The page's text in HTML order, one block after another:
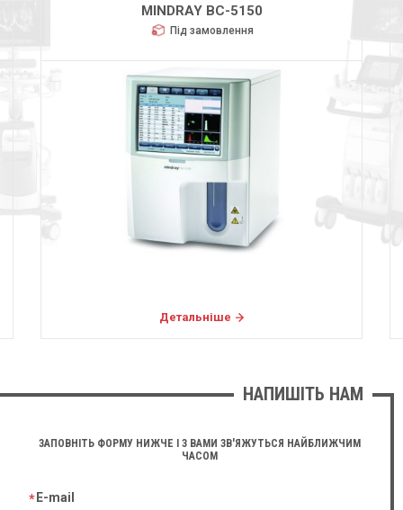
MINDRAY BC-5150
Під замовлення
Детальніше
НАПИШІТЬ НАМ
ЗАПОВНІТЬ ФОРМУ НИЖЧЕ І З ВАМИ ЗВ'ЯЖУТЬСЯ НАЙБЛИЖЧИМ
ЧАСОМ
E-mail